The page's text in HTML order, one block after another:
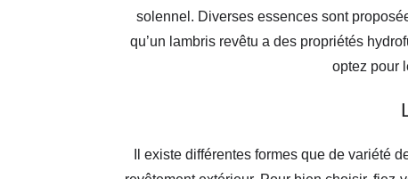
solennel. Diverses essences sont
qu’un lambris revêtu a des propriétés
optez pour
Il existe différentes formes que de variété